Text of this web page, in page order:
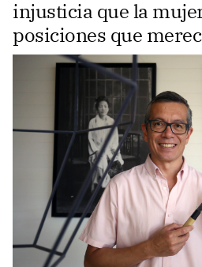
injusticia que la
posiciones que